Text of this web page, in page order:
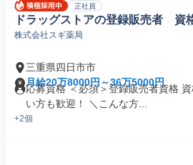
正社員
ドラッグストアの登録販売者 資
株式会社スギ薬局
三重県四日市市
月給20万8000円～36万5000円
応募資格 ＜必須＞登録販売者資格
い方も歓迎！ ＼こんな方...
+2個